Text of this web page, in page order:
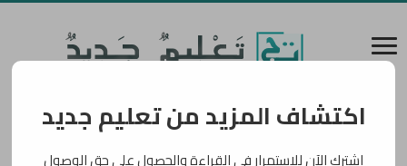
اكتشاف المزيد من تعليم جديد
اشترك الآن للاستمرار في القراءة والحصول على حق الوصول